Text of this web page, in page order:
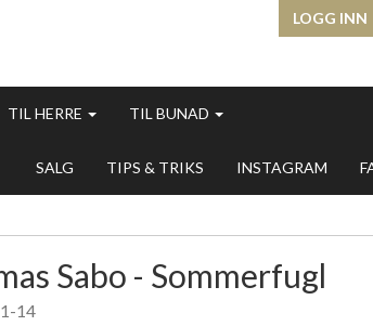
LOGG INN
TIL HERRE TIL BUNAD
SALG TIPS & TRIKS INSTAGRAM
Sabo - Sommerfugl
14